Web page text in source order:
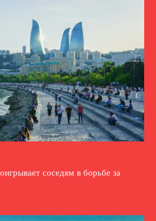
соседям в борьбе за